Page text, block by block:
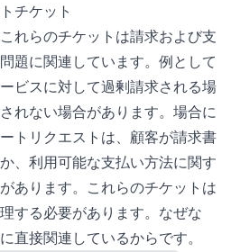
チケット
れらのチケットは請求および支
題に関連しています。例として
ビスに対して過剰請求される場
れない場合があります。場合に
トリクエストは、顧客が請求書
、利用可能な支払い方法に関す
あります。これらのチケットは
する必要があります。なぜな
直接関連しているからです。